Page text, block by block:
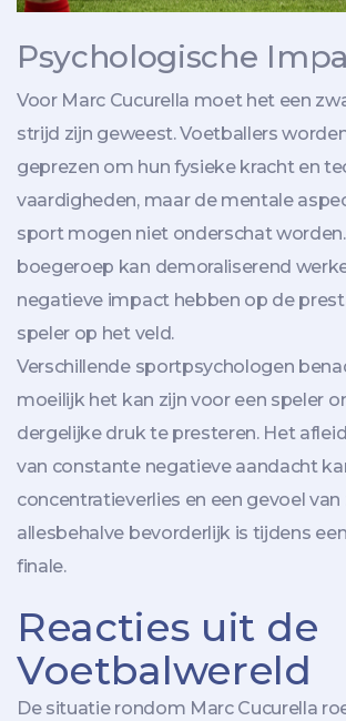
Psychologische
Voor Marc Cucurella moet het een
strijd zijn geweest. Voetballers
geprezen om hun fysieke kracht en
vaardigheden, maar de mentale
sport mogen niet onderschat
boegeroep kan demoraliserend
negatieve impact hebben op de
speler op het veld.
Verschillende sportpsychologen
moeilijk het kan zijn voor een speler
dergelijke druk te presteren. Het
van constante negatieve aandacht
concentratieverlies en een gevoel
allesbehalve bevorderlijk is tijdens
finale.
Reacties uit de
Voetbalwereld
De situatie rondom Marc Cucurella